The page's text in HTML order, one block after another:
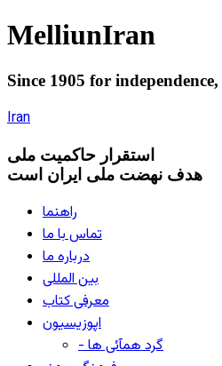
MelliunIran
Since 1905 for independence,
Iran
استقرار حاکميت ملی
هدف نهضت ملی ایران است
راهنما
تماس با ما
درباره ما
بین المللی
معرفی کتاب
اپوزیسیون
- گرد همآئی ها